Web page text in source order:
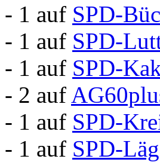
- 1 auf SPD-
- 1 auf SPD-
- 1 auf SPD-
- 2 auf
- 1 auf SPD-
- 1 auf SPD-